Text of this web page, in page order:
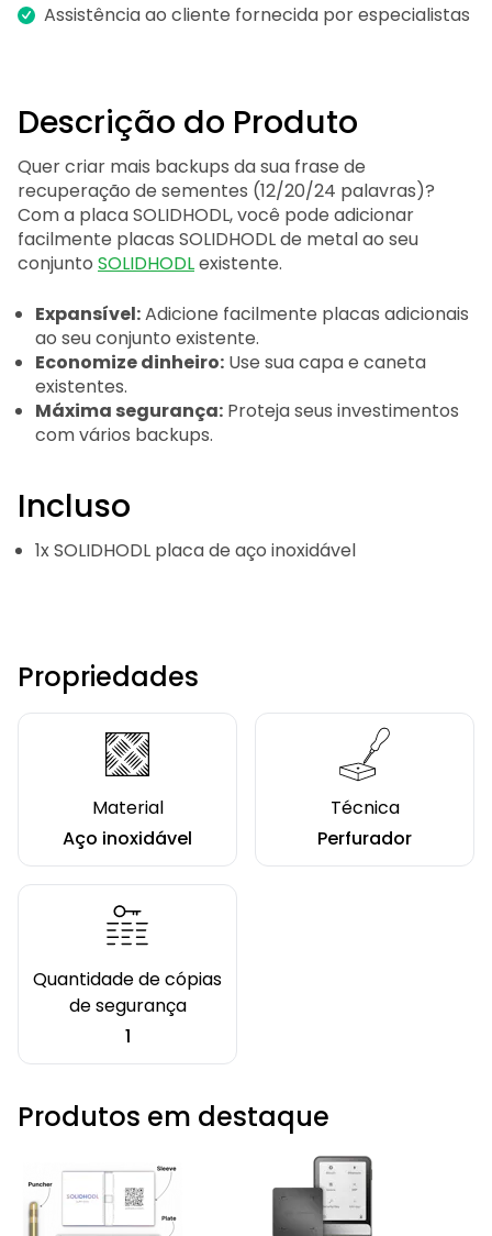
Assistência ao cliente fornecida por especialistas
Descrição do Produto
Quer criar mais backups da sua frase de
recuperação de sementes (12/20/24 palavras)?
Com a placa SOLIDHODL, você pode adicionar
facilmente placas SOLIDHODL de metal ao seu
conjunto SOLIDHODLexistente.
Expansível:Adicione facilmente placas adicionais
ao seu conjunto existente.
Economize dinheiro: Use sua capa e caneta
existentes.
Máxima segurança: Proteja seus investimentos
com vários backups.
Incluso
1x SOLIDHODL placa de aço inoxidável
Propriedades
Material
Aço inoxidável
Técnica
Perfurador
Quantidade de cópias
de segurança
1
Produtos em destaque